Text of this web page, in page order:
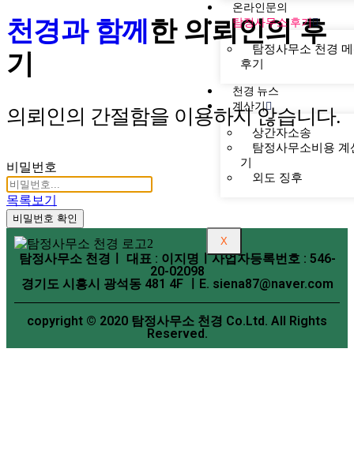
온라인문의
탐정사무소 후기
탐정사무소 천경
후기
천경 뉴스
계산기
상간자소송
탐정사무소비용 계
기
외도 징후
X
천경과 함께 한 의뢰인의 후
기
의뢰인의 간절함을 이용하지 않습니다.
비밀번호
목록보기
비밀번호 확인
탐정사무소 천경ㅣ 대표 : 이지명ㅣ사업자등록번호 : 546-
20-02098
경기도 시흥시 광석동 481 4F ㅣE. siena87@naver.com
copyright © 2020 탐정사무소 천경 Co.Ltd. All Rights
Reserved.